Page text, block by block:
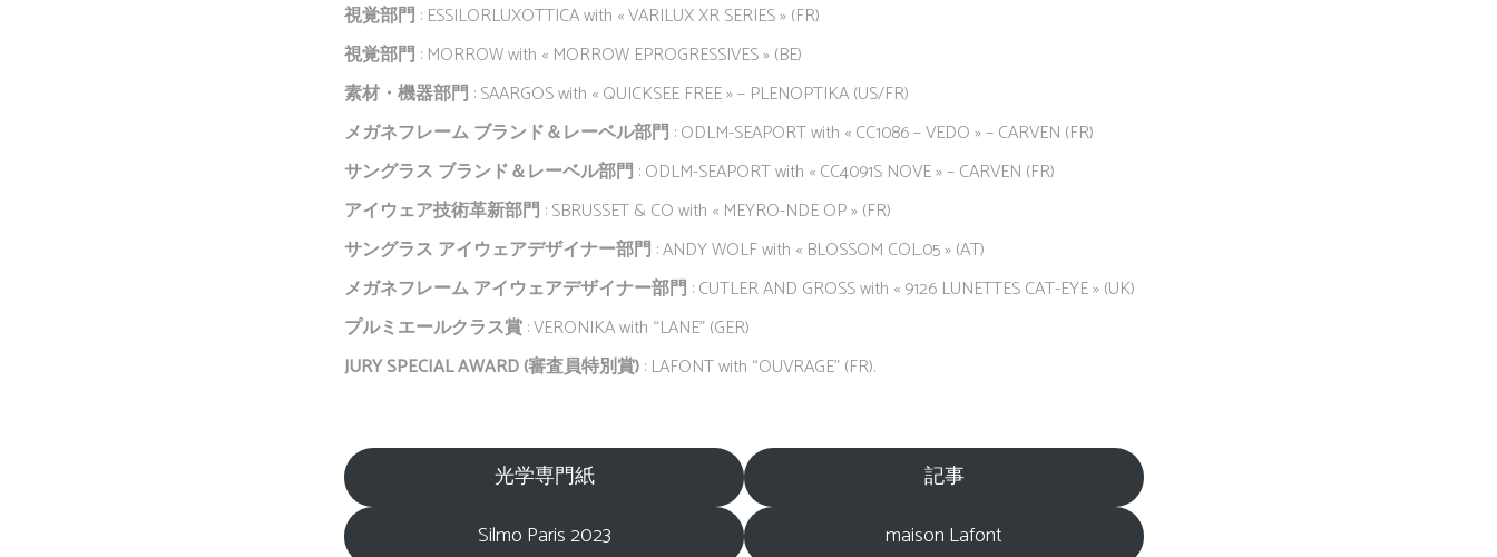
視覚部門 : ESSILORLUXOTTICA with « VARILUX XR SERIES » (FR)
視覚部門 : MORROW with « MORROW EPROGRESSIVES » (BE)
素材・機器部門 : SAARGOS with « QUICKSEE FREE » – PLENOPTIKA (US/FR)
メガネフレーム ブランド＆レーベル部門 : ODLM-SEAPORT with « CC1086 – VEDO » – CARVEN (FR)
サングラス ブランド＆レーベル部門 : ODLM-SEAPORT with « CC4091S NOVE » – CARVEN (FR)
アイウェア技術革新部門 : SBRUSSET & CO with « MEYRO-NDE OP » (FR)
サングラス アイウェアデザイナー部門 : ANDY WOLF with « BLOSSOM COL.05 » (AT)
メガネフレーム アイウェアデザイナー部門 : CUTLER AND GROSS with « 9126 LUNETTES CAT-EYE » (UK)
プルミエールクラス賞: VERONIKA with “LANE” (GER)
JURY SPECIAL AWARD(審査員特別賞): LAFONT with “OUVRAGE” (FR).
光学専門紙
記事
Silmo Paris 2023
maison Lafont